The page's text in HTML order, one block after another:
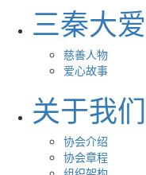
三秦大爱
慈善人物
爱心故事
关于我们
协会介绍
协会章程